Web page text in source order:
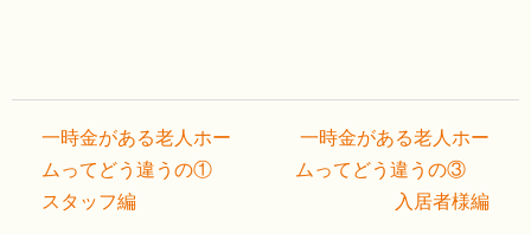
一時金がある老人ホー
ムってどう違うの①
スタッフ編
一時金がある老人ホー
ムってどう違うの③
入居者様編